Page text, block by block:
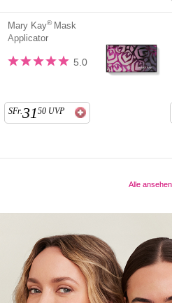
Mary Kay® Mask
Applicator
5.0
SFr.3150 UVP
Alle ansehen